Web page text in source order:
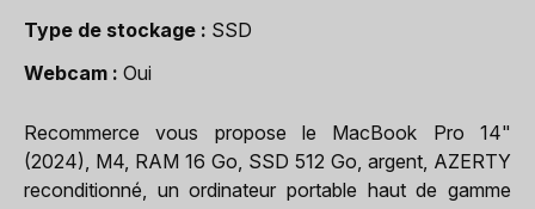
Type de stockage
SSD
Webcam
Oui
Recommerce vous propose le MacBook Pro 14"
(2024), M4, RAM 16 Go, SSD 512 Go, argent, AZERTY
reconditionné, un ordinateur portable haut de gamme